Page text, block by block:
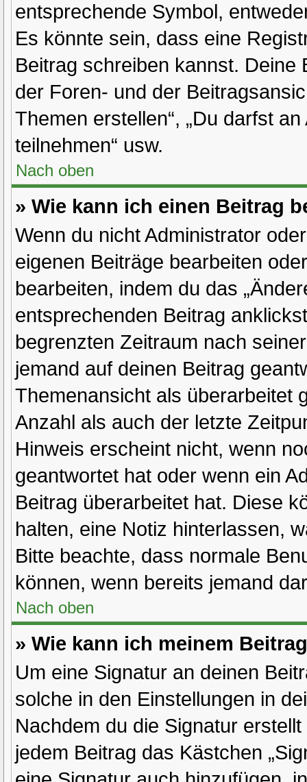
entsprechende Symbol,
Es könnte sein, dass eine
Beitrag schreiben kannst. Deine
der Foren- und der
Themen erstellen“, „Du darfst
teilnehmen“ usw.
Nach oben
» Wie kann ich einen Beitrag
Wenn du nicht Administrator
eigenen Beiträge bearbeiten
bearbeiten, indem du das
entsprechenden Beitrag
begrenzten Zeitraum nach
jemand auf deinen Beitrag
Themenansicht als überarbeitet
Anzahl als auch der letzte
Hinweis erscheint nicht, wenn
geantwortet hat oder wenn ein
Beitrag überarbeitet hat. Diese
halten, eine Notiz hinterlassen,
Bitte beachte, dass normale
können, wenn bereits jemand
Nach oben
» Wie kann ich meinem
Um eine Signatur an deinen
solche in den Einstellungen in
Nachdem du die Signatur
jedem Beitrag das Kästchen